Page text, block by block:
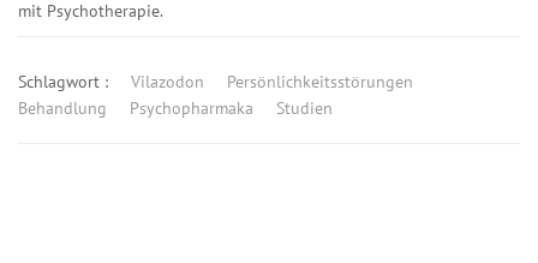
mit Psychotherapie.
Schlagwort : Vilazodon
Persönlichkeitsstörungen
Behandlung
Psychopharmaka Studien